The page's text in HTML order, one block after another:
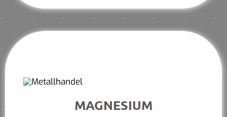
MAGNESIUM